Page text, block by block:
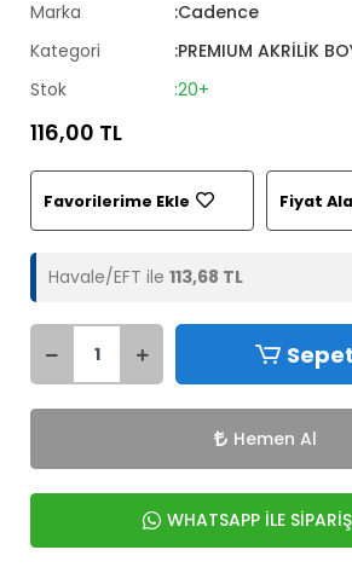
Marka
:Cadence
Kategori
:PREMIUM AKRİLİK
Stok
:20+
116,00 TL
Favorilerime Ekle Fiyat
Havale/EFT ile 113,68 TL
Hemen Al
WHATSAPP İLE